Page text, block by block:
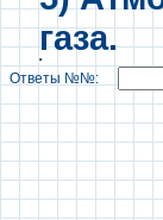
газа.
Ответы №№: